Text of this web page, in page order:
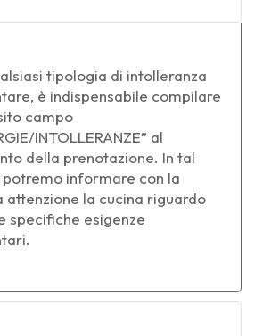
tipologia di intolleranza
è indispensabile compilare
campo
INTOLLERANZE” al
della prenotazione. In tal
potremo informare con la
attenzione la cucina riguardo
specifiche esigenze